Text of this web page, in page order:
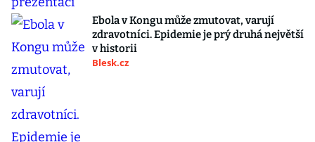
Ebola v Kongu může zmutovat, varují
zdravotníci. Epidemie je prý druhá největší
v historii
Blesk.cz